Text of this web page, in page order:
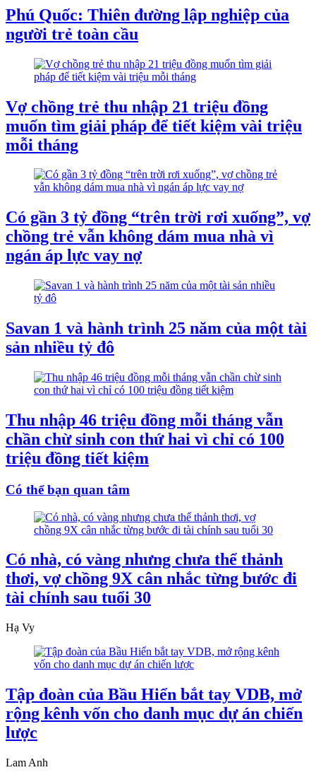
Phú Quốc: Thiên đường lập nghiệp của
người trẻ toàn cầu
Vợ chồng trẻ thu nhập 21 triệu đồng
muốn tìm giải pháp để tiết kiệm vài triệu
mỗi tháng
Có gần 3 tỷ đồng “trên trời rơi xuống”, vợ
chồng trẻ vẫn không dám mua nhà vì
ngán áp lực vay nợ
Savan 1 và hành trình 25 năm của một tài
sản nhiều tỷ đô
Thu nhập 46 triệu đồng mỗi tháng vẫn
chần chừ sinh con thứ hai vì chỉ có 100
triệu đồng tiết kiệm
Có thể bạn quan tâm
Có nhà, có vàng nhưng chưa thể thảnh
thơi, vợ chồng 9X cân nhắc từng bước đi
tài chính sau tuổi 30
Hạ Vy
Tập đoàn của Bầu Hiển bắt tay VDB, mở
rộng kênh vốn cho danh mục dự án chiến
lược
Lam Anh